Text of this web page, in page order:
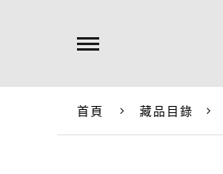
首頁 藏品目錄